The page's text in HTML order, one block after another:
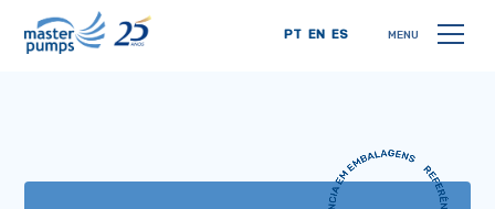
MENU
PT EN ES